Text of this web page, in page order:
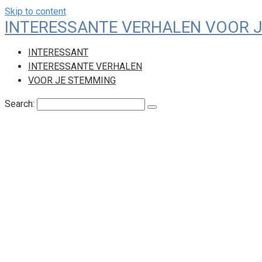
Skip to content
INTERESSANTE VERHALEN VOOR
INTERESSANT
INTERESSANTE VERHALEN
VOOR JE STEMMING
Search: